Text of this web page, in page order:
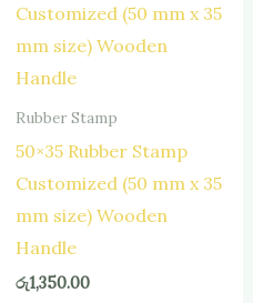
Rubber Stamp
50×35 Rubber Stamp
Customized (50 mm x 35
mm size) Wooden
Handle
රු1,350.00